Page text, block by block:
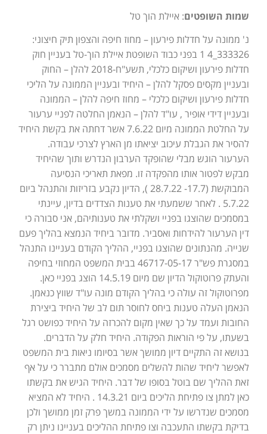
שמות השופטים: איילת הוך טל
נ' ממונה על חדלות פירעון – מחוז חיפה והצפון תיק חיצוני:
333326_4 1 בפני כבוד השופטת איילת הוך-טל בעניין חוק
חדלות פירעון ושיקום כלכלי, תשע"ח-2018 להלן – החוק
ובעניין מקסים פסקל להלן – היחיד ובעניין הממונה על הליכי
חדלות פירעון ושיקום כלכלי – מחוז חיפה להלן – הממונה
ובעניין דידי אופיר , עו"ד להלן – הנאמן החלטה לפניי ערעור
על החלטת הממונה מיום 7.6.22 אשר דחתה את בקשת היחיד
להסיר את הגבלת עיכוב יציאתו מן הארץ לצרכי עבודה.
הערעור הוגש מבלי שהופקד הערבון הנדרש ותוך שהיחיד
מבקש לפטור אותו מהפקדה זו. מפאת תאריכי הנסיעה
המבוקשת (17.7- 28.7.22 ), הדיון נקבע בזריזות והתנהל ביום
5.7.22 . לאחר ששמעתי את טענות הצדדים בדיון, עיינתי
במסמכים שהוצגו בפניי ושקלתי את טענותיהם, אני סבורה כי
דין הערעור להידחות ואסביר. מדובר ביחיד הנמצא בהליך פעם
שנייה. מהנתונים שהוצגו בפניי, ההליך הקודם בעניינו התנהל
במסגרת פש"ר 46717-05-17 בבית המשפט המחוזי בחיפה
והעתק פרוטוקול הדיון שם מיום 14.5.19 הוצג בפניי כאן.
מפרוטוקול זה עולה כי בהליך הקודם מונה עו"ד שווץ כנאמן.
הנאמן העלה טענות ביחס לחוסר תום לב של היחיד ביצירת
החובות ועמד על כך שאין מקום להכרזה על היחיד כפושט רגל
בשעתו, על פי הוראות הפקודה. היחיד חלק על הדברים.
בנושא זה התקיים דיון ממושך אשר בסיומו ניאות בית המשפט
לאפשר ליחיד שהות להשלים מסמכים אולם מתברר כי על אף
זאת ההליך שם בוטל בסופו של דבר. היחיד הגיש את בקשתו
כאן למתן צו פתיחת הליכים ביום 14.3.21 . היחיד לא המציא
מסמכים שנדרשו על ידי הממונה במשך פרק זמן ממושך ולכן
בדיקת בקשתו התעכבה וצו פתיחת ההליכים בעניינו ניתן רק